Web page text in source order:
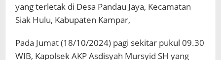
yang terletak di Desa Pandau Jaya, Kecamatan
Siak Hulu, Kabupaten Kampar,
Pada Jumat (18/10/2024) pagi sekitar pukul 09.30
WIB, Kapolsek AKP Asdisyah Mursyid SH yang